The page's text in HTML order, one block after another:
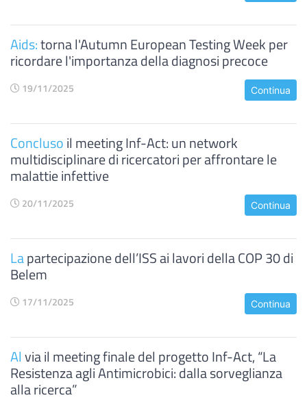
Aids:torna l'Autumn European Testing Week per
ricordare l'importanza della diagnosi precoce
19/11/2025 Continua
Conclusoil meeting Inf-Act: un network
multidisciplinare di ricercatori per affrontare le
malattie infettive
20/11/2025 Continua
Lapartecipazione dell’ISS ai lavori della COP 30 di
Belem
17/11/2025 Continua
Alvia il meeting finale del progetto Inf-Act, “La
Resistenza agli Antimicrobici: dalla sorveglianza
alla ricerca”